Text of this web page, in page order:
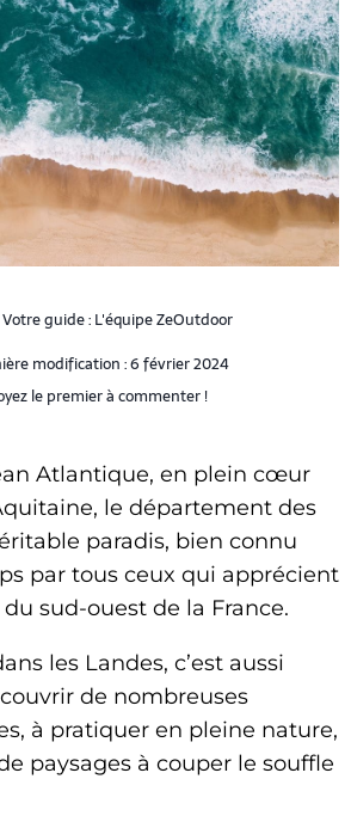
Votre guide :L'équipe ZeOutdoor
modification :6 février 2024
le premier à commenter !
Atlantique, en plein cœur
le département des
paradis, bien connu
par tous ceux qui apprécient
sud-ouest de la France.
les Landes, c’est aussi
de nombreuses
à pratiquer en pleine nature,
paysages à couper le souffle